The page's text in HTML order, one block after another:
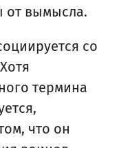
от вымысла.
со
термина
что он